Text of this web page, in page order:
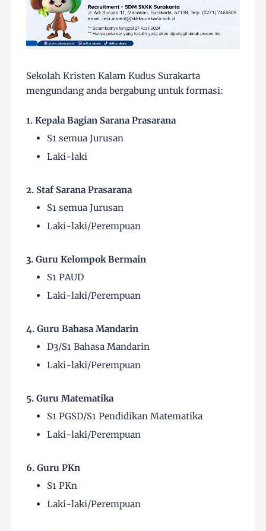
Sekolah Kristen Kalam Kudus Surakarta
mengundang anda bergabung untuk formasi:
1. Kepala Bagian Sarana Prasarana
S1 semua Jurusan
Laki-laki
2. Staf Sarana Prasarana
S1 semua Jurusan
Laki-laki/Perempuan
3. Guru Kelompok Bermain
S1 PAUD
Laki-laki/Perempuan
4. Guru Bahasa Mandarin
D3/S1 Bahasa Mandarin
Laki-laki/Perempuan
5. Guru Matematika
S1 PGSD/S1 Pendidikan Matematika
Laki-laki/Perempuan
6. Guru PKn
S1 PKn
Laki-laki/Perempuan